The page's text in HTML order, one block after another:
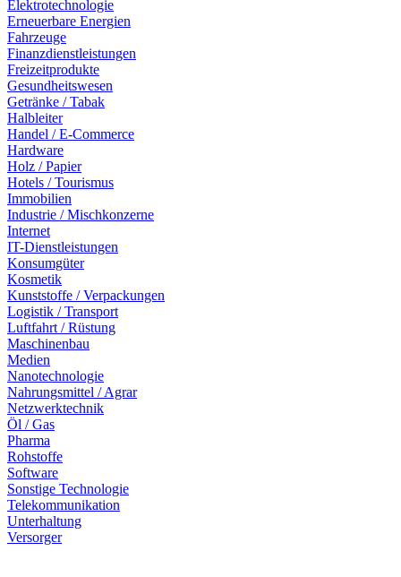
Elektrotechnologie
Erneuerbare Energien
Fahrzeuge
Finanzdienstleistungen
Freizeitprodukte
Gesundheitswesen
Getränke / Tabak
Halbleiter
Handel / E-Commerce
Hardware
Holz / Papier
Hotels / Tourismus
Immobilien
Industrie / Mischkonzerne
Internet
IT-Dienstleistungen
Konsumgüter
Kosmetik
Kunststoffe / Verpackungen
Logistik / Transport
Luftfahrt / Rüstung
Maschinenbau
Medien
Nanotechnologie
Nahrungsmittel / Agrar
Netzwerktechnik
Öl / Gas
Pharma
Rohstoffe
Software
Sonstige Technologie
Telekommunikation
Unterhaltung
Versorger